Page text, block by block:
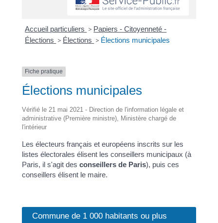
Accueil particuliers > Papiers - Citoyenneté -
Élections > Élections > Élections municipales
Fiche pratique
Élections municipales
Vérifié le 21 mai 2021 - Direction de l'information légale et
administrative (Première ministre), Ministère chargé de
l'intérieur
Les électeurs français et européens inscrits sur les
listes électorales élisent les conseillers municipaux (à
Paris, il s'agit des conseillers de Paris), puis ces
conseillers élisent le maire.
Commune de 1 000 habitants ou plus